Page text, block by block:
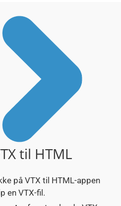
til HTML
på VTX til HTML-appen
en VTX-fil.